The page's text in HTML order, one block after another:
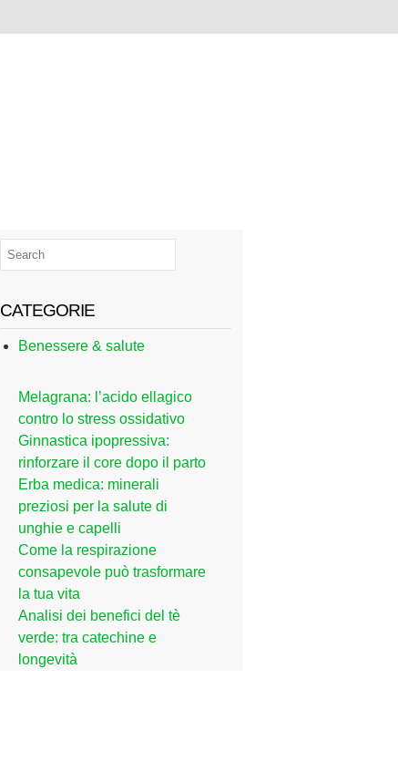
CATEGORIE
Benessere & salute
Melagrana: l’acido ellagico
contro lo stress ossidativo
Ginnastica ipopressiva:
rinforzare il core dopo il parto
Erba medica: minerali
preziosi per la salute di
unghie e capelli
Come la respirazione
consapevole può trasformare
la tua vita
Analisi dei benefici del tè
verde: tra catechine e
longevità